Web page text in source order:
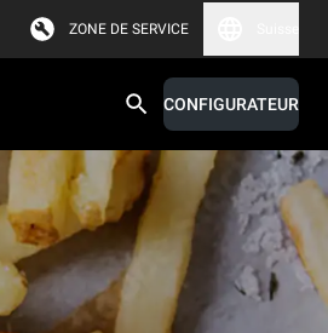
ZONE DE SERVICE
CONFIGURATEUR